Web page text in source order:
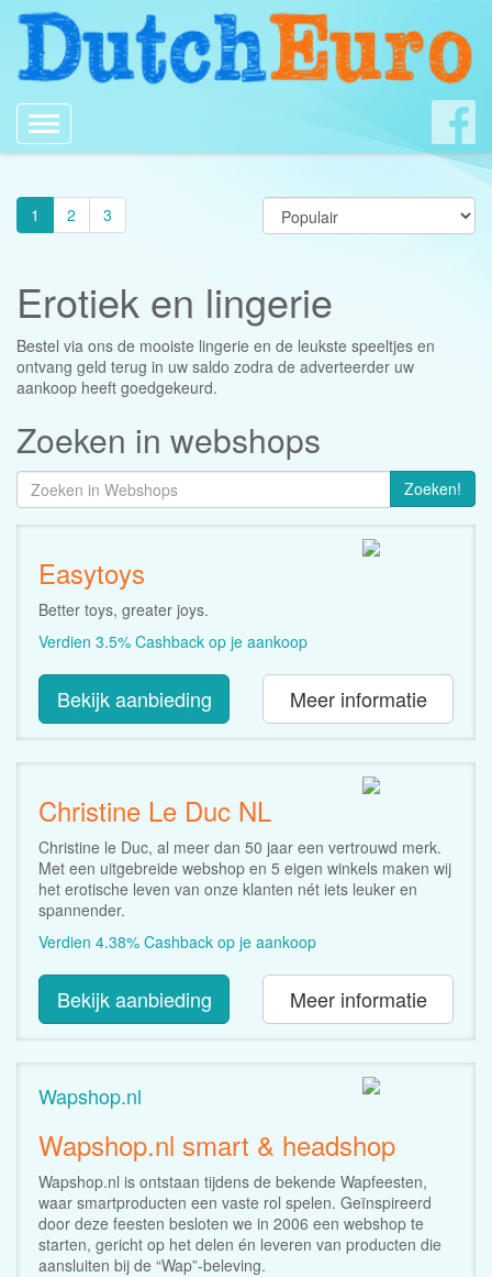
Toggle
navigation
1 2 3
Erotiek en lingerie
Bestel via ons de mooiste lingerie en de leukste speeltjes en
ontvang geld terug in uw saldo zodra de adverteerder uw
aankoop heeft goedgekeurd.
Zoeken in webshops
Zoeken!
Easytoys
Better toys, greater joys.
Verdien 3.5% Cashback op je aankoop
Bekijk aanbieding Meer informatie
Christine Le Duc NL
Christine le Duc, al meer dan 50 jaar een vertrouwd merk.
Met een uitgebreide webshop en 5 eigen winkels maken wij
het erotische leven van onze klanten nét iets leuker en
spannender.
Verdien 4.38% Cashback op je aankoop
Bekijk aanbieding Meer informatie
Wapshop.nl
Wapshop.nl smart & headshop
Wapshop.nl is ontstaan tijdens de bekende Wapfeesten,
waar smartproducten een vaste rol spelen. Geïnspireerd
door deze feesten besloten we in 2006 een webshop te
starten, gericht op het delen én leveren van producten die
aansluiten bij de “Wap”-beleving.